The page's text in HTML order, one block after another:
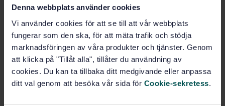
Denna webbplats använder cookies
Vi använder cookies för att se till att vår webbplats
fungerar som den ska, för att mäta trafik och stödja
marknadsföringen av våra produkter och tjänster. Genom
att klicka på "Tillåt alla", tillåter du användning av
cookies. Du kan ta tillbaka ditt medgivande eller anpassa
ditt val genom att besöka vår sida för Cookie-sekretess.
Produktinformation
Språk: Engelska
Framtagen av:
Sportbeläggningar, SIS/TK
184/AG 02
Internationell titel: Surfaces for sports